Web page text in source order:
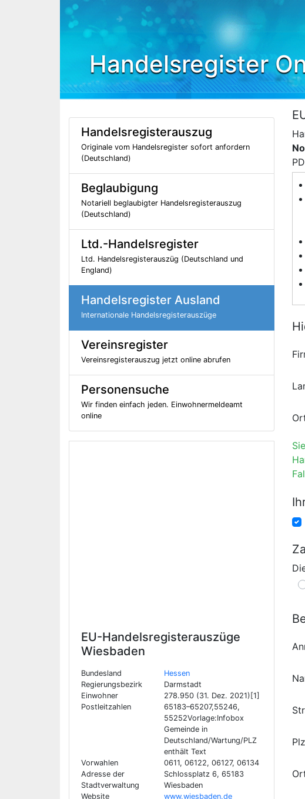
Handelsregister
Handelsregisterauszug
Originale vom Handelsregister sofort anfordern
(Deutschland)
Beglaubigung
Notariell beglaubigter Handelsregisterauszug
(Deutschland)
Ltd.-Handelsregister
Ltd. Handelsregisterauszüg (Deutschland und
England)
Handelsregister Ausland
Internationale Handelsregisterauszüge
Vereinsregister
Vereinsregisterauszug jetzt online abrufen
Personensuche
Wir finden einfach jeden. Einwohnermeldeamt
online
EU-Handelsregisterauszüge
Wiesbaden
Bundesland
Hessen
Regierungsbezirk
Darmstadt
Einwohner
278.950 (31. Dez. 2021)[1]
Postleitzahlen
65183–65207,55246,
55252Vorlage:Infobox
Gemeinde in
Deutschland/Wartung/PLZ
enthält Text
Vorwahlen
0611, 06122, 06127, 06134
Adresse der
Stadtverwaltung
Schlossplatz 6, 65183
Wiesbaden
Website
www.wiesbaden.de
Plz